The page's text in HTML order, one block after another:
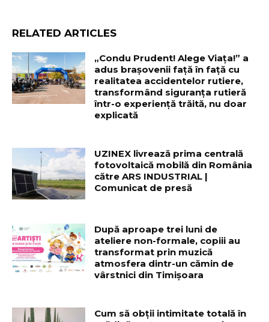
RELATED ARTICLES
„Condu Prudent! Alege Viața!” a
adus brașovenii față în față cu
realitatea accidentelor rutiere,
transformând siguranța rutieră
într-o experiență trăită, nu doar
explicată
UZINEX livrează prima centrală
fotovoltaică mobilă din România
către ARS INDUSTRIAL |
Comunicat de presă
După aproape trei luni de
ateliere non-formale, copiii au
transformat prin muzică
atmosfera dintr-un cămin de
vârstnici din Timișoara
Cum să obții intimitate totală în